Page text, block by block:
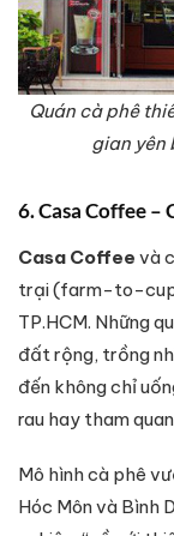
Quán cà phê
gian yên
6. Casa Coffee –
Casa Coffee và
trại (farm-to-cup
TP.HCM. Những
đất rộng, trồng
đến không chỉ
rau hay tham
Mô hình cà phê
Hóc Môn và Bình